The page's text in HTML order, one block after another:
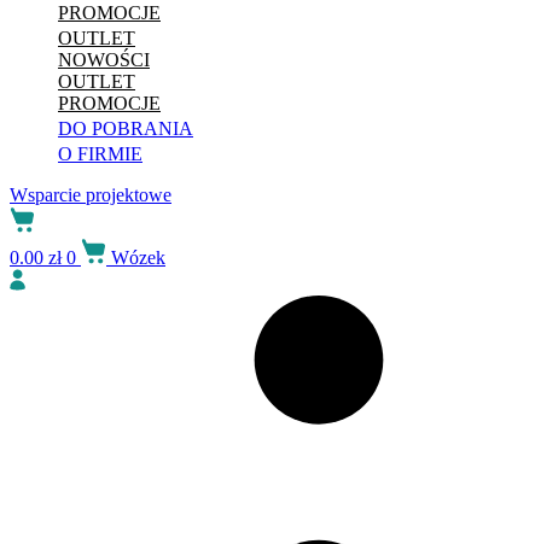
PROMOCJE
OUTLET
NOWOŚCI
OUTLET
PROMOCJE
DO POBRANIA
O FIRMIE
Wsparcie projektowe
0.00 zł 0 Wózek